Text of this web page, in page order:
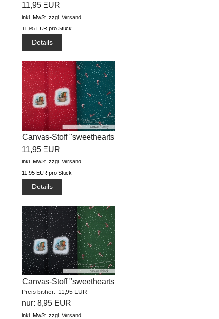
winter...
11,95 EUR
inkl. MwSt. zzgl. Versand
11,95 EUR pro Stück
Details
Canvas-Stoff "sweethearts
winter...
11,95 EUR
inkl. MwSt. zzgl. Versand
11,95 EUR pro Stück
Details
Canvas-Stoff "sweethearts
winter...
Preis bisher: 11,95 EUR
nur: 8,95 EUR
inkl. MwSt. zzgl. Versand